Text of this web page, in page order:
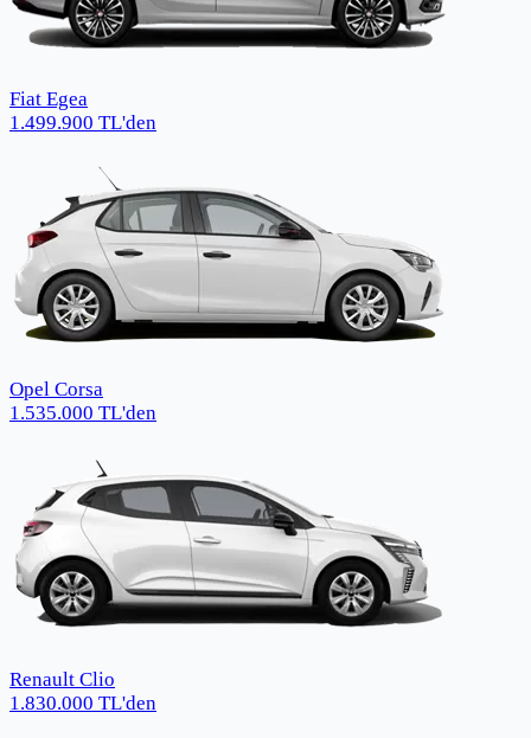
Fiat Egea
1.499.900 TL'den
Opel Corsa
1.535.000 TL'den
Renault Clio
1.830.000 TL'den